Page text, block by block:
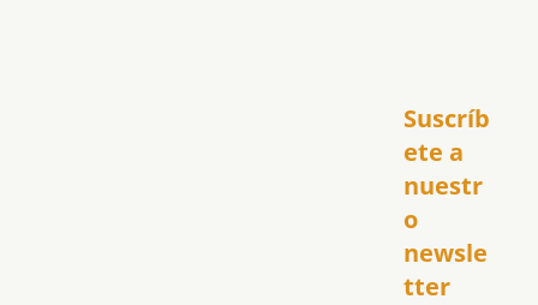
Suscríb
ete a
nuestr
o
newsle
tter